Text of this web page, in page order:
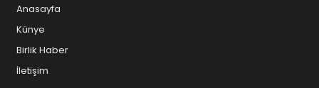
Anasayfa
Künye
Birlik Haber
İletişim